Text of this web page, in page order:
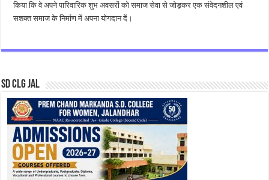
किया कि वे अपने पारिवारिक शुभ अवसरों को समाज सेवा से जोड़कर एक संवेदनशील एवं
सशक्त समाज के निर्माण में अपना योगदान दें।
SD CLG JAL